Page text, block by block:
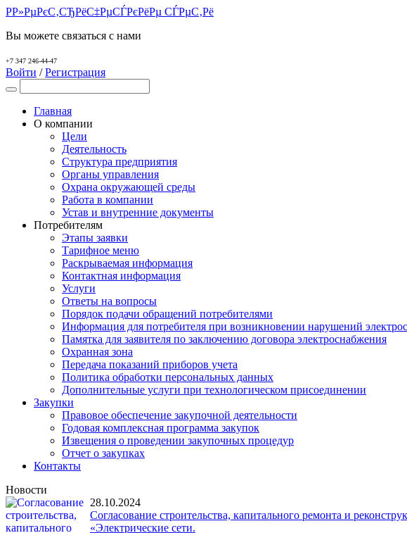
Р­Р»РµРєС‚СЂРёС‡РµСЃРєРёРµ СЃРµС‚Рё
Вы можете связаться с нами
+7 347 246-44-47
Войти /Регистрация
Главная
О компании
Цели
Деятельность
Структура предприятия
Органы управления
Охрана окружающей среды
Работа в компании
Устав и внутренние документы
Потребителям
Этапы заявки
Тарифное меню
Раскрываемая информация
Контактная информация
Услуги
Ответы на вопросы
Порядок подачи обращений потребителями
Информация для потребителя при возникновении нарушений
Памятка для заявителя по заключению договора электроснабжения
Охранная зона
Передача показаний приборов учета
Политика обработки персональных данных
Дополнительные услуги при технологическом присоединении
Закупки
Правовое обеспечение закупочной деятельности
Годовая комплексная программа закупок
Извещения о проведении закупочных процедур
Отчет о закупках
Контакты
Новости
28.10.2024
Согласование строительства, капитального ремонта и
«Электрические сети.